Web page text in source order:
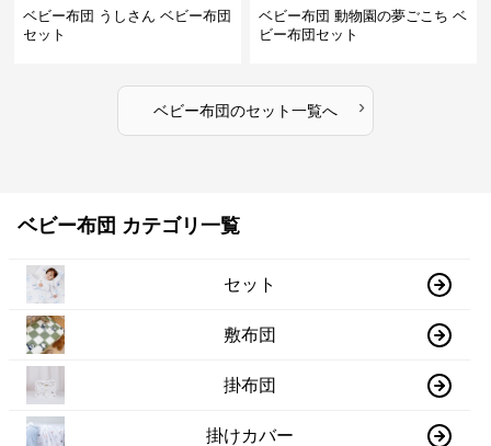
ベビー布団 うしさん ベビー布団
セット
ベビー布団 動物園の夢ごこち ベ
ビー布団セット
ベビー布団のセット一覧へ ›
ベビー布団 カテゴリ一覧
セット
敷布団
掛布団
掛けカバー